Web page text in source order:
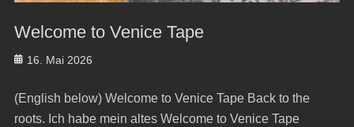
Welcome to Venice Tape
Posted
16. Mai 2026
(English below) Welcome to Venice Tape Back to the
roots. Ich habe mein altes Welcome to Venice Tape